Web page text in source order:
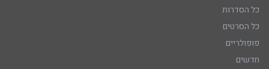
כל הסדרות
כל הסרטים
פופולריים
חדשים